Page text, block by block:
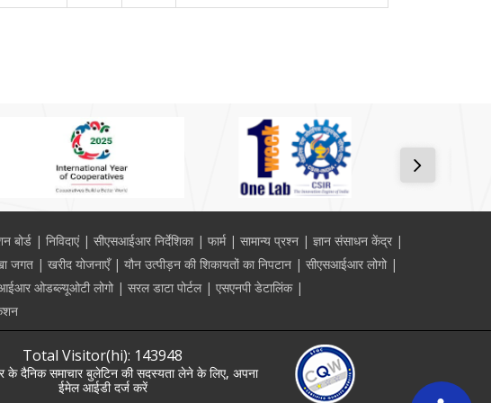
बोर्ड निविदाएं सीएसआईआर निर्देशिका फार्म सामान्य प्रश्न
ज्ञान संसाधन केंद्र
जगत खरीद योजनाएँ यौन उत्पीड़न की शिकायतों का निपटान
सीएसआईआर लोगो
ओडब्ल्यूओटी लोगो सरल डाटा पोर्टल
एसएनपी डेटालिंक
Total Visitor(hi): 143948
दैनिक समाचार बुलेटिन की सदस्यता लेने के लिए, अपना
ईमेल आईडी दर्ज करें